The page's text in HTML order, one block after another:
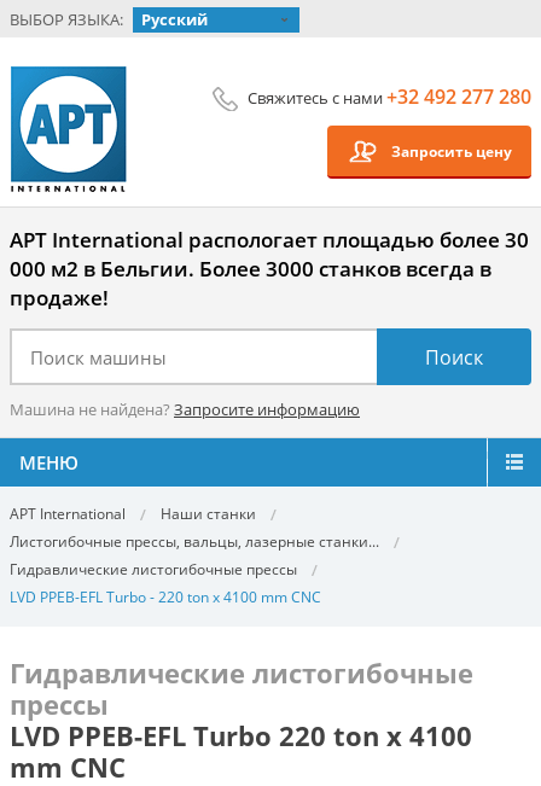
ВЫБОР ЯЗЫКА: Русский
Свяжитесь с нами+32 492 277 280
Запросить цену
APT International распологает площадью более 30
000 м2 в Бельгии. Более 3000 станков всегда в
продаже!
Машина не найдена? Запросите информацию
МЕНЮ
APT International
Наши станки
Листогибочные прессы, вальцы, лазерные станки...
Гидравлические листогибочные прессы
LVD PPEB-EFL Turbo - 220 ton x 4100 mm CNC
Гидравлические листогибочные
прессы
LVD PPEB-EFL Turbo 220 ton x 4100
mm CNC